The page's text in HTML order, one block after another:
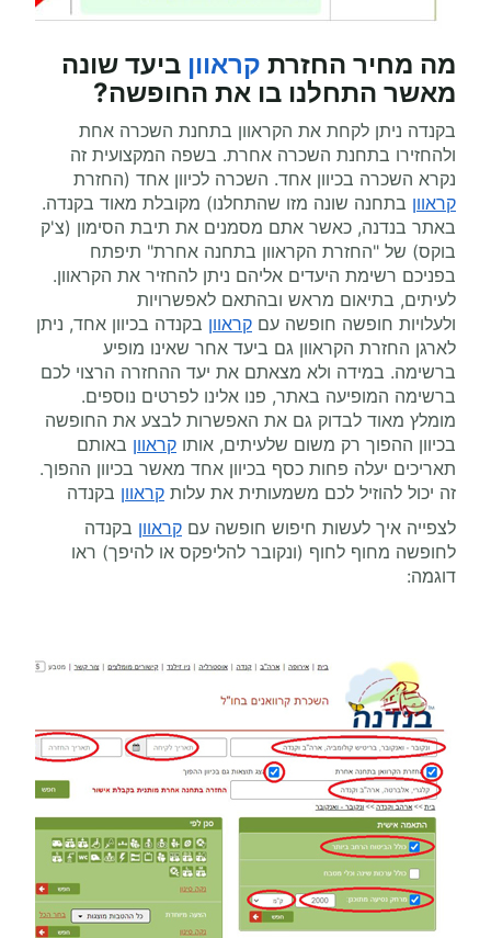
מה מחיר החזרת קראוון ביעד שונה
מאשר התחלנו בו את החופשה?
בקנדה ניתן לקחת את הקראוון בתחנת השכרה אחת
ולהחזירו בתחנת השכרה אחרת. בשפה המקצועית זה
נקרא השכרה בכיוון אחד. השכרה לכיוון אחד (החזרת
קראוון בתחנה שונה מזו שהתחלנו) מקובלת מאוד בקנדה.
באתר בנדנה, כאשר אתם מסמנים את תיבת הסימון (צ'ק
בוקס) של "החזרת הקראוון בתחנה אחרת" תיפתח
בפניכם רשימת היעדים אליהם ניתן להחזיר את הקראוון.
לעיתים, בתיאום מראש ובהתאם לאפשרויות
ולעלויות חופשה חופשה עם קראוון בקנדה בכיוון אחד, ניתן
לארגן החזרת הקראוון גם ביעד אחר שאינו מופיע
ברשימה. במידה ולא מצאתם את יעד ההחזרה הרצוי לכם
ברשימה המופיעה באתר, פנו אלינו לפרטים נוספים.
מומלץ מאוד לבדוק גם את האפשרות לבצע את החופשה
בכיוון ההפוך רק משום שלעיתים, אותו קראוון באותם
תאריכים יעלה פחות כסף בכיוון אחד מאשר בכיוון ההפוך.
זה יכול להוזיל לכם משמעותית את עלות קראוון בקנדה
לצפייה איך לעשות חיפוש חופשה עם קראוון בקנדה
לחופשה מחוף לחוף (ונקובר להליפקס או להיפך) ראו
דוגמה: